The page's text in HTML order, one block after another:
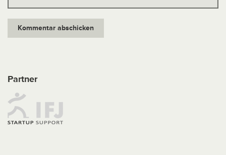
Partner